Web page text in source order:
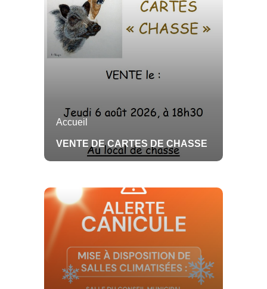
Adresse :
22 avenue de Gascogne - 32730
VILLECOMTAL-SUR-ARROS
Tél : 05 62 64 87 36
mairie.villecomtal@free.fr.
Plus d'infos pratiques...
Inscrivez-vous pour recevoir, par mail, les dernières informations publiées
Carte Grise Permis Conduire
Passeport C.N.I.
Accueil
VENTE DE CARTES DE CHASSE